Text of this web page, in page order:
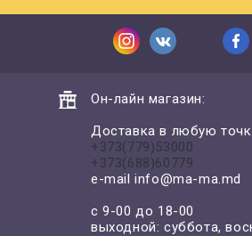
Он-лайн магазин:
Доставка в любую
+373(779)53000
+373(688)60779
e-mailinfo@ma-ma.md
с 9-00 до 18-00
выходной: суббота,